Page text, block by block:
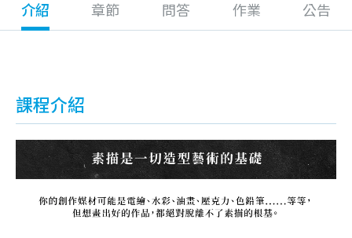
介紹 章節 問答 作業 公告
課程介紹